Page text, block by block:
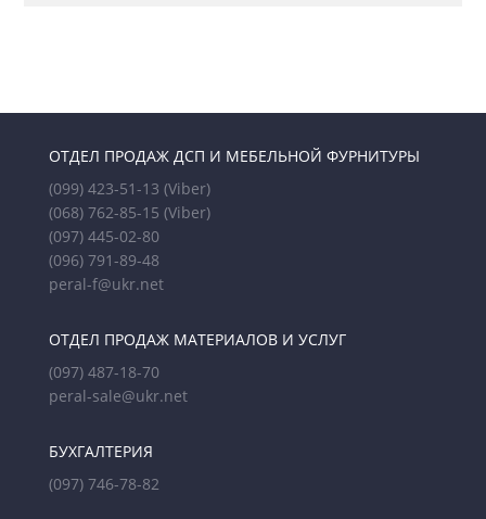
ОТДЕЛ ПРОДАЖ ДСП И МЕБЕЛЬНОЙ ФУРНИТУРЫ
(099) 423-51-13 (Viber)
(068) 762-85-15 (Viber)
(097) 445-02-80
(096) 791-89-48
peral-f@ukr.net
ОТДЕЛ ПРОДАЖ МАТЕРИАЛОВ И УСЛУГ
(097) 487-18-70
peral-sale@ukr.net
БУХГАЛТЕРИЯ
(097) 746-78-82